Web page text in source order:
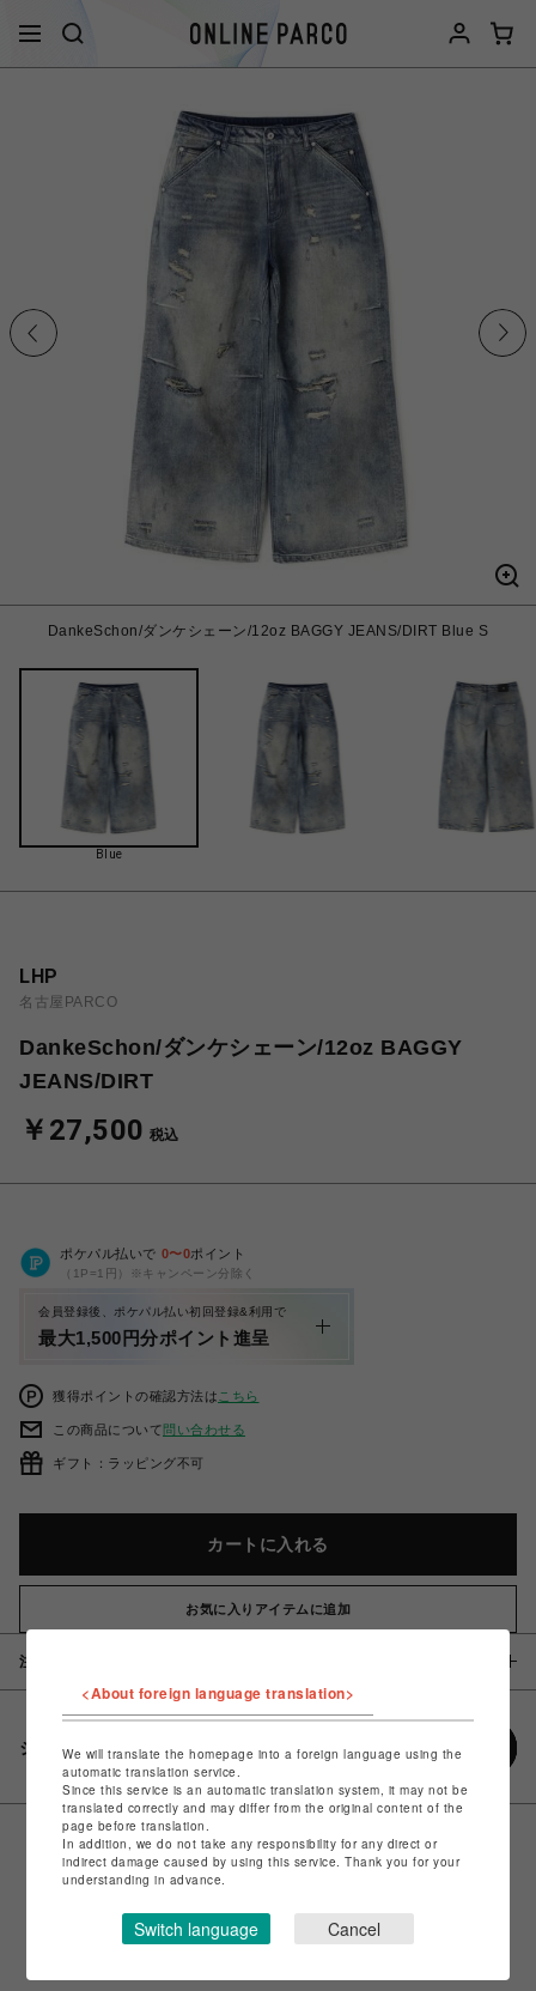
DankeSchon/ダンケシェーン/12oz BAGGY JEANS/DIRT Blue S
Blue
LHP
名古屋PARCO
DankeSchon/ダンケシェーン/12oz BAGGY
JEANS/DIRT
￥27,500 税込
ポケパル払いで 0〜0ポイント
（1P=1円）※キャンペーン分除く
会員登録後、ポケパル払い初回登録&利用で
最大1,500円分ポイント進呈
獲得ポイントの確認方法は こちら
この商品について問い合わせる
ギフト：ラッピング不可
カートに入れる
お気に入りアイテムに追加
注意事項
シェアする
<About foreign language translation>
We will translate the homepage into a foreign language using the
automatic translation service.
Since this service is an automatic translation system, it may not be
translated correctly and may differ from the original content of the
page before translation.
In addition, we do not take any responsibility for any direct or
indirect damage caused by using this service. Thank you for your
understanding in advance.
Switch language Cancel